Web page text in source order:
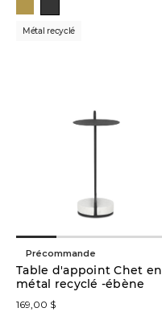
Métal recyclé
Précommande
Table d'appoint Chet en
métal recyclé -ébène
169,00 $